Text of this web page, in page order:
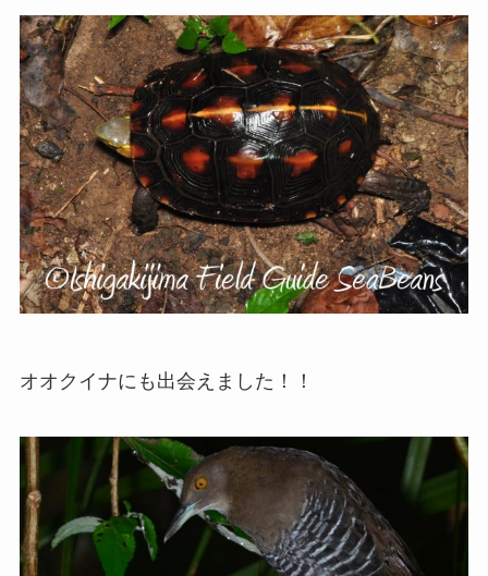
オオクイナにも出会えました！！